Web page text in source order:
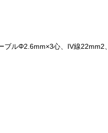
ルΦ2.6mm×3心、IV線22mm2、